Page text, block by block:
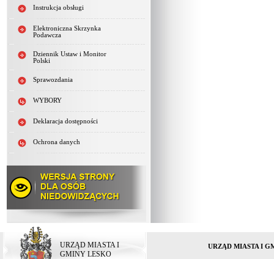
Instrukcja obsługi
Elektroniczna Skrzynka
Podawcza
Dziennik Ustaw i Monitor
Polski
Sprawozdania
WYBORY
Deklaracja dostępności
Ochrona danych
URZĄD MIASTA I
GMINY LESKO
URZĄD MIASTA I